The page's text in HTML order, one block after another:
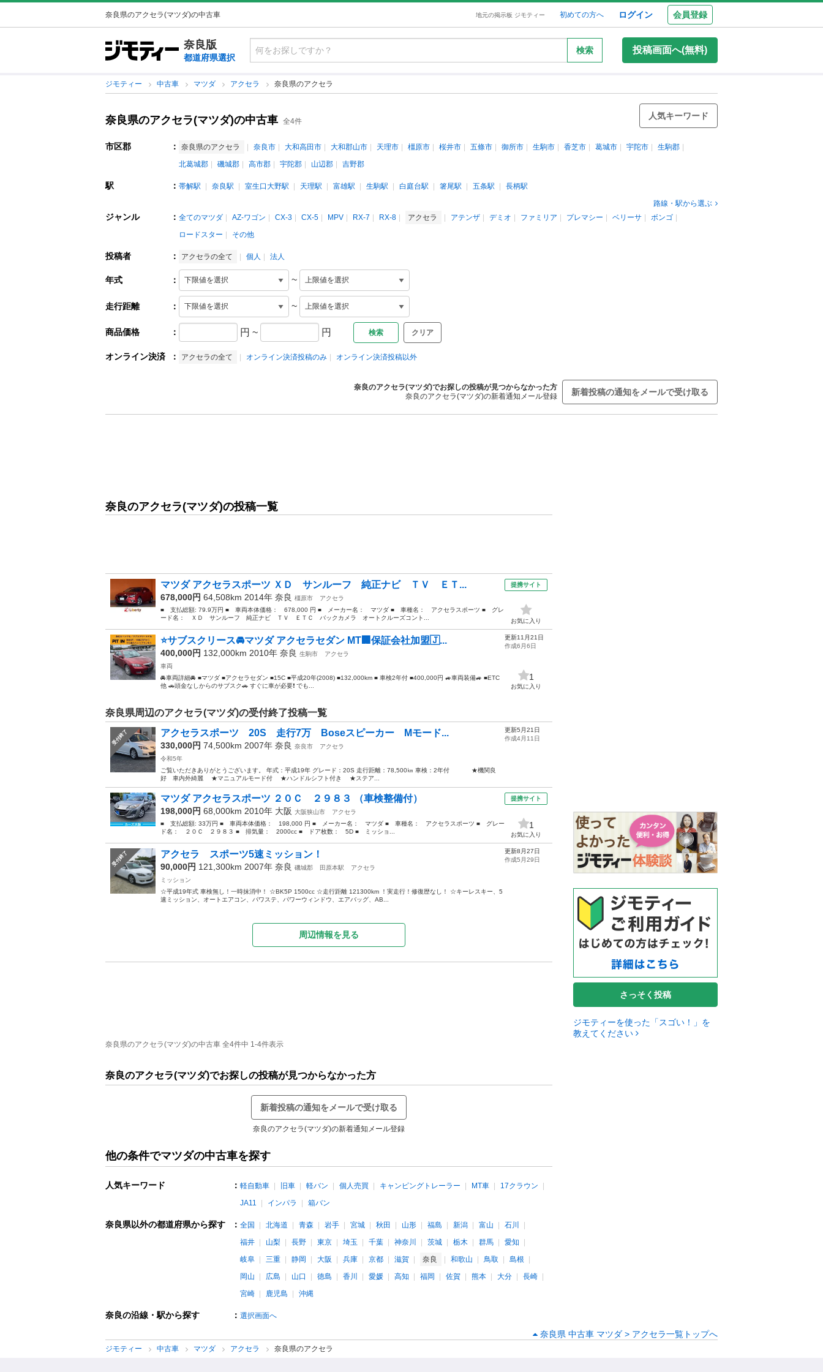
奈良県のアクセラ(マツダ)の中古車 地元の掲示板 ジモティー 初めての方へ ログイン 会員登録
奈良版
都道府県選択
検索 投稿画面へ(無料)
ジモティー 中古車 マツダ アクセラ 奈良県のアクセラ
奈良県のアクセラ(マツダ)の中古車 全4件
人気キーワード
市区郡 ： 奈良県のアクセラ 奈良市 大和高田市 大和郡山市 天理市 橿原市 桜井市 五條市 御所市 生駒市 香芝市 葛城市 宇陀市
生駒郡
北葛城郡
磯城郡 高市郡 宇陀郡 山辺郡 吉野郡
駅 ： 帯解駅 奈良駅 室生口大野駅 天理駅 富雄駅 生駒駅 白庭台駅 箸尾駅 五条駅
長柄駅
路線・駅から選ぶ
ジャンル ： 全てのマツダ AZ-ワゴン CX-3 CX-5 MPV RX-7 RX-8 アクセラ アテンザ デミオ ファミリア プレマシー ベリーサ
ボンゴ
ロードスター
その他
投稿者 ： アクセラの全て 個人 法人
年式 ： ~
走行距離 ： ~
商品価格 ： 円 ~ 円 クリア
オンライン決済 ： アクセラの全て オンライン決済投稿のみ オンライン決済投稿以外
奈良のアクセラ(マツダ)でお探しの投稿が見つからなかった方
奈良のアクセラ(マツダ)の新着通知メール登録
新着投稿の通知をメールで受け取る
奈良のアクセラ(マツダ)の投稿一覧
マツダ アクセラスポーツ ＸＤ サンルーフ 純正ナビ ＴＶ ＥＴ...
678,000円 64,508km 2014年 奈良 橿原市
アクセラ
■ 支払総額: 79.9万円 ■ 車両本体価格： 678,000 円 ■ メーカー名： マツダ ■ 車種名： アクセラスポーツ ■ グレ
ード名： ＸＤ サンルーフ 純正ナビ ＴＶ ＥＴＣ バックカメラ オートクルーズコント...
提携サイト
お気に入り
⭐️サブスクリース🚘マツダ アクセラセダン MT🏢保証会社加盟🇯...
400,000円 132,000km 2010年 奈良 生駒市
アクセラ
車両
🚘車両詳細🚘 ■マツダ ■アクセラセダン ■15C ■平成20年(2008) ■132,000km ■ 車検2年付 ■400,000円 🚙車両装備🚙 ■ETC
他 🚗頭金なしからのサブスク🚗 すぐに車が必要❗️ でも...
更新11月21日
作成6月6日
1
お気に入り
奈良県周辺のアクセラ(マツダ)の受付終了投稿一覧
受付終了 アクセラスポーツ 20S 走行7万 Boseスピーカー Mモード...
330,000円 74,500km 2007年 奈良 奈良市
アクセラ
令和5年
ご覧いただきありがとうございます。 年式：平成19年 グレード：20S 走行距離：78,500㎞ 車検：2年付 ★機関良
好 車内外綺麗 ★マニュアルモード付 ★ハンドルシフト付き ★ステア...
更新5月21日
作成4月11日
マツダ アクセラスポーツ ２０Ｃ ２９８３ （車検整備付）
198,000円 68,000km 2010年 大阪 大阪狭山市
アクセラ
■ 支払総額: 33万円 ■ 車両本体価格： 198,000 円 ■ メーカー名： マツダ ■ 車種名： アクセラスポーツ ■ グレー
ド名： ２０Ｃ ２９８３ ■ 排気量： 2000cc ■ ドア枚数： 5D ■ ミッショ...
提携サイト
1
お気に入り
受付終了 アクセラ スポーツ5速ミッション！
90,000円 121,300km 2007年 奈良 磯城郡 田原本駅
アクセラ
ミッション
☆平成19年式 車検無し！一時抹消中！ ☆BK5P 1500cc ☆走行距離 121300km ！実走行！修復歴なし！ ☆キーレスキー、5
速ミッション、オートエアコン、パワステ、パワーウィンドウ、エアバッグ、AB...
更新8月27日
作成5月29日
周辺情報を見る
奈良県のアクセラ(マツダ)の中古車 全4件中 1-4件表示
奈良のアクセラ(マツダ)でお探しの投稿が見つからなかった方
新着投稿の通知をメールで受け取る
奈良のアクセラ(マツダ)の新着通知メール登録
他の条件でマツダの中古車を探す
人気キーワード ： 軽自動車 旧車 軽バン 個人売買 キャンピングトレーラー MT車
17クラウン
JA11
インパラ 箱バン
奈良県以外の都道府県から探す ： 全国 北海道 青森 岩手 宮城 秋田 山形 福島 新潟 富山
石川
福井
山梨 長野 東京 埼玉 千葉 神奈川 茨城 栃木 群馬
愛知
岐阜
三重 静岡 大阪 兵庫 京都 滋賀 奈良 和歌山 鳥取
島根
岡山
広島 山口 徳島 香川 愛媛 高知 福岡 佐賀 熊本 大分
長崎
宮崎
鹿児島 沖縄
奈良の沿線・駅から探す ： 選択画面へ
さっそく投稿
ジモティーを使った「スゴい！」を
教えてください
奈良県 中古車 マツダ > アクセラ一覧トップへ
ジモティー 中古車 マツダ アクセラ 奈良県のアクセラ